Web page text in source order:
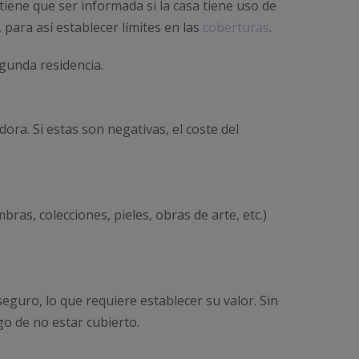
que ser informada si la casa tiene uso de
así establecer límites en las coberturas.
residencia.
Si estas son negativas, el coste del
colecciones, pieles, obras de arte, etc.)
lo que requiere establecer su valor. Sin
de no estar cubierto.